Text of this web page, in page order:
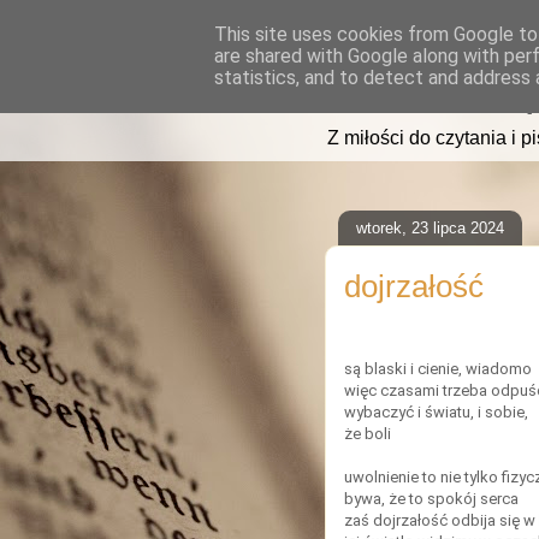
Z miłości do czytania i
wtorek, 23 lipca 2024
dojrzałość
są blaski i cienie, wiadomo
więc czasami trzeba
wybaczyć i światu, i sobie,
że boli
uwolnienie to nie tylko
bywa, że to spokój serca
zaś dojrzałość odbija się w
This site uses cookies from Google
are shared with Google along with
statistics, and to detect and address